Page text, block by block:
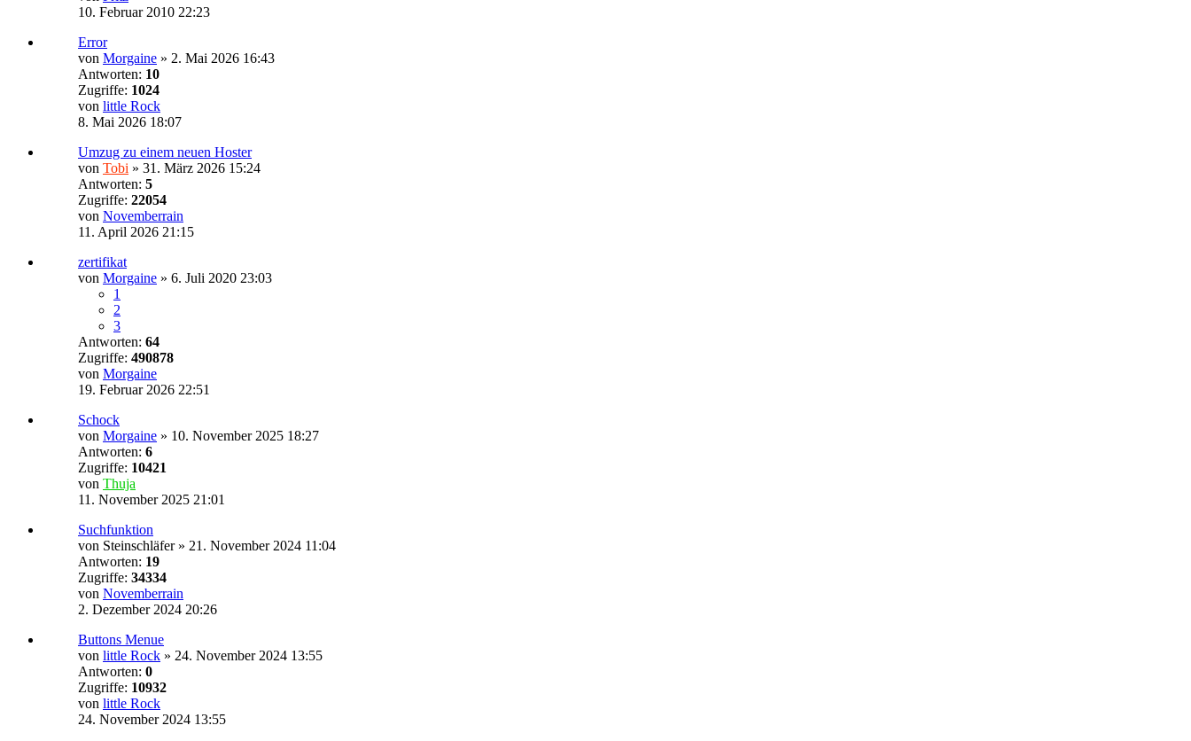
10. Februar 2010 22:23
Error
von Morgaine » 2. Mai 2026 16:43
Antworten: 10
Zugriffe: 1024
von little Rock
8. Mai 2026 18:07
Umzug zu einem neuen Hoster
von Tobi » 31. März 2026 15:24
Antworten: 5
Zugriffe: 22054
von Novemberrain
11. April 2026 21:15
zertifikat
von Morgaine » 6. Juli 2020 23:03
1
2
3
Antworten: 64
Zugriffe: 490878
von Morgaine
19. Februar 2026 22:51
Schock
von Morgaine » 10. November 2025 18:27
Antworten: 6
Zugriffe: 10421
von Thuja
11. November 2025 21:01
Suchfunktion
von Steinschläfer» 21. November 2024 11:04
Antworten: 19
Zugriffe: 34334
von Novemberrain
2. Dezember 2024 20:26
Buttons Menue
von little Rock » 24. November 2024 13:55
Antworten: 0
Zugriffe: 10932
von little Rock
24. November 2024 13:55